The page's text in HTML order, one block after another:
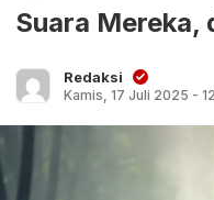
Suara Mereka,
Redaksi
Kamis, 17 Juli 2025 -